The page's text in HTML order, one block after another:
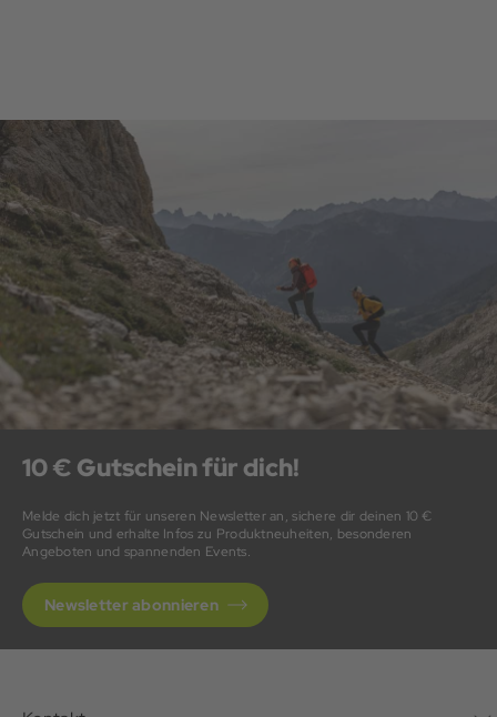
10 € Gutschein für dich!
Melde dich jetzt für unseren Newsletter an, sichere dir deinen 10 €
Gutschein und erhalte Infos zu Produktneuheiten, besonderen
Angeboten und spannenden Events.
Newsletter abonnieren